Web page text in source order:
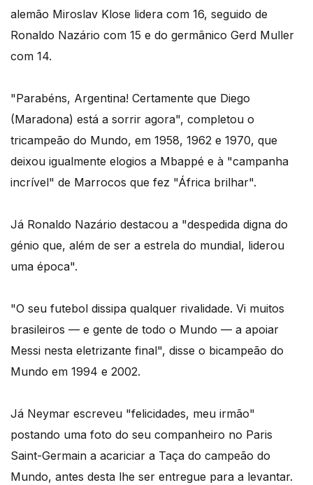
alemão Miroslav Klose lidera com 16, seguido de
Ronaldo Nazário com 15 e do germânico Gerd Muller
com 14.
"Parabéns, Argentina! Certamente que Diego
(Maradona) está a sorrir agora", completou o
tricampeão do Mundo, em 1958, 1962 e 1970, que
deixou igualmente elogios a Mbappé e à "campanha
incrível" de Marrocos que fez "África brilhar".
Já Ronaldo Nazário destacou a "despedida digna do
génio que, além de ser a estrela do mundial, liderou
uma época".
"O seu futebol dissipa qualquer rivalidade. Vi muitos
brasileiros — e gente de todo o Mundo — a apoiar
Messi nesta eletrizante final", disse o bicampeão do
Mundo em 1994 e 2002.
Já Neymar escreveu "felicidades, meu irmão"
postando uma foto do seu companheiro no Paris
Saint-Germain a acariciar a Taça do campeão do
Mundo, antes desta lhe ser entregue para a levantar.